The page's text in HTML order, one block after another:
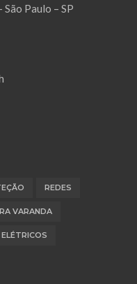
Paulo – SP
REDES
VARANDA